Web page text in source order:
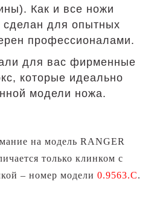
Как и все ножи
сделан для опытных
профессионалами.
для вас фирменные
которые идеально
модели ножа.
на модель RANGER
только клинком с
– номер модели 0.9563.C.